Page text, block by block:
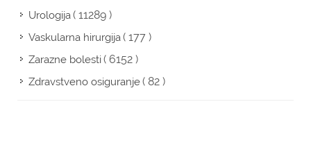
Urologija( 11289 )
Vaskularna hirurgija( 177 )
Zarazne bolesti( 6152 )
Zdravstveno osiguranje( 82 )